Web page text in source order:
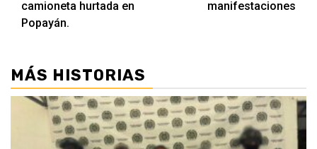
camioneta hurtada en
Popayán.
manifestaciones
MÁS HISTORIAS